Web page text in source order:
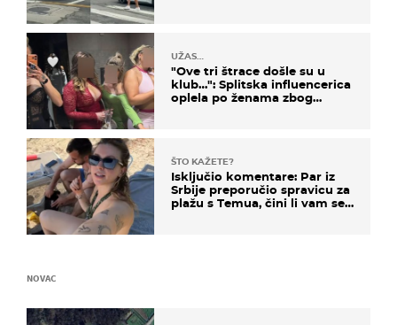
UŽAS…
"Ove tri štrace došle su u
klub…": Splitska influencerica
oplela po ženama zbog
ŠTO KAŽETE?
Isključio komentare: Par iz
Srbije preporučio spravicu za
plažu s Temua, čini li vam se
NOVAC